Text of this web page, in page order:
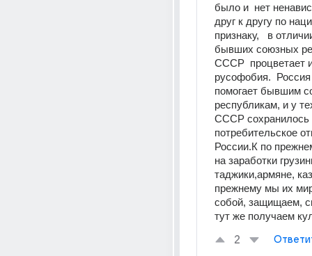
было и  нет
друг к другу по
признаку,   в
бывших союзных
СССР  процветает
русофобия.
помогает бывшим
республикам, и у
СССР сохранилось
потребительское
России.К по
на заработки
таджики,армяне,
прежнему мы их
собой, защищаем,
тут же получаем
2